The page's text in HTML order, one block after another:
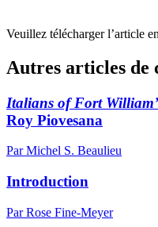
Veuillez télécharger l’article
Autres articles de
Italians of Fort
Roy Piovesana
Par Michel S. Beaulieu
Introduction
Par Rose Fine-Meyer